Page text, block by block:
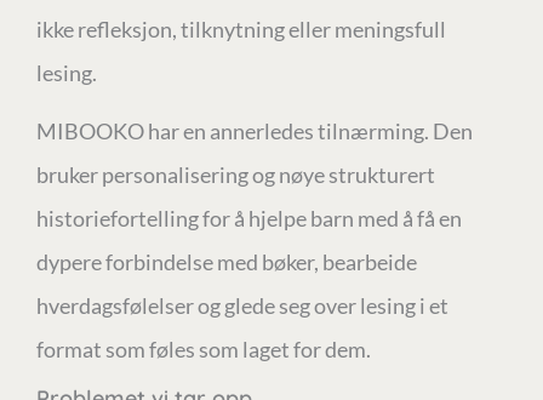
ikke refleksjon, tilknytning eller meningsfull
lesing.
MIBOOKO har en annerledes tilnærming. Den
bruker personalisering og nøye strukturert
historiefortelling for å hjelpe barn med å få en
dypere forbindelse med bøker, bearbeide
hverdagsfølelser og glede seg over lesing i et
format som føles som laget for dem.